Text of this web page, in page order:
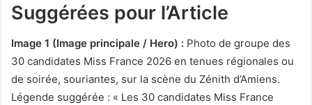
Suggérées pour l’Article
Image 1 (Image principale / Hero) : Photo de groupe des
30 candidates Miss France 2026 en tenues régionales ou
de soirée, souriantes, sur la scène du Zénith d’Amiens.
Légende suggérée : « Les 30 candidates Miss France